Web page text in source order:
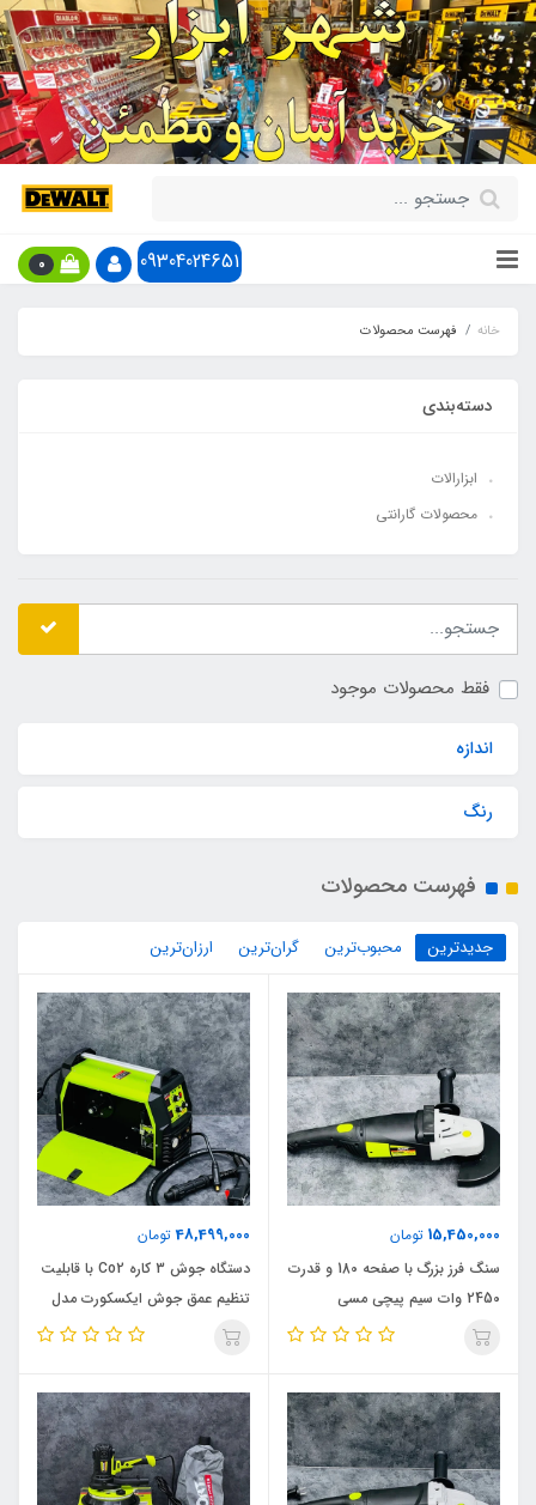
09304024651
0
خانه فهرست محصولات
دسته‌بندی
ابزارالات
محصولات گارانتی
فقط محصولات موجود
اندازه
رنگ
فهرست محصولات
جدیدترین محبوب‌ترین گران‌ترین ارزان‌ترین
15,450,000 تومان
سنگ فرز بزرگ با صفحه 180 و قدرت
2450 وات سیم پیچی مسی
ایکسکورت مدل 2400W_8 اصلی
48,499,000تومان
دستگاه جوش 3 کاره Co2 با قابلیت
تنظیم عمق جوش ایکسکورت مدل
SIN_1 اصلی